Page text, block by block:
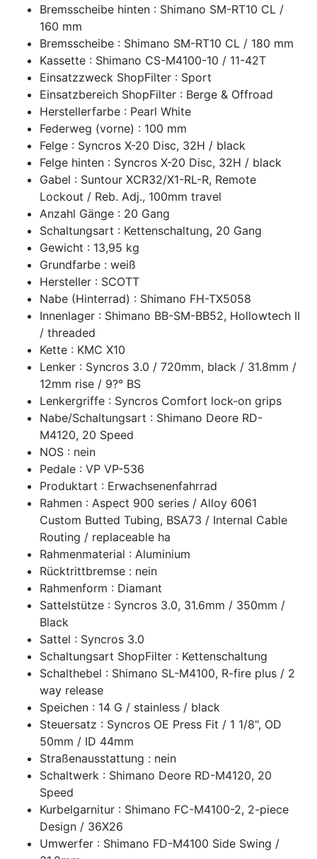
Bremsscheibe hinten : Shimano SM-RT10 CL /
160 mm
Bremsscheibe : Shimano SM-RT10 CL / 180 mm
Kassette : Shimano CS-M4100-10 / 11-42T
Einsatzzweck ShopFilter : Sport
Einsatzbereich ShopFilter : Berge & Offroad
Herstellerfarbe : Pearl White
Federweg (vorne) : 100 mm
Felge : Syncros X-20 Disc, 32H / black
Felge hinten : Syncros X-20 Disc, 32H / black
Gabel : Suntour XCR32/X1-RL-R, Remote
Lockout / Reb. Adj., 100mm travel
Anzahl Gänge : 20 Gang
Schaltungsart : Kettenschaltung, 20 Gang
Gewicht : 13,95 kg
Grundfarbe : weiß
Hersteller : SCOTT
Nabe (Hinterrad) : Shimano FH-TX5058
Innenlager : Shimano BB-SM-BB52, Hollowtech II
/ threaded
Kette : KMC X10
Lenker : Syncros 3.0 / 720mm, black / 31.8mm /
12mm rise / 9?° BS
Lenkergriffe : Syncros Comfort lock-on grips
Nabe/Schaltungsart : Shimano Deore RD-
M4120, 20 Speed
NOS : nein
Pedale : VP VP-536
Produktart : Erwachsenenfahrrad
Rahmen : Aspect 900 series / Alloy 6061
Custom Butted Tubing, BSA73 / Internal Cable
Routing / replaceable ha
Rahmenmaterial : Aluminium
Rücktrittbremse : nein
Rahmenform : Diamant
Sattelstütze : Syncros 3.0, 31.6mm / 350mm /
Black
Sattel : Syncros 3.0
Schaltungsart ShopFilter : Kettenschaltung
Schalthebel : Shimano SL-M4100, R-fire plus / 2
way release
Speichen : 14 G / stainless / black
Steuersatz : Syncros OE Press Fit / 1 1/8", OD
50mm / ID 44mm
Straßenausstattung : nein
Schaltwerk : Shimano Deore RD-M4120, 20
Speed
Kurbelgarnitur : Shimano FC-M4100-2, 2-piece
Design / 36X26
Umwerfer : Shimano FD-M4100 Side Swing /